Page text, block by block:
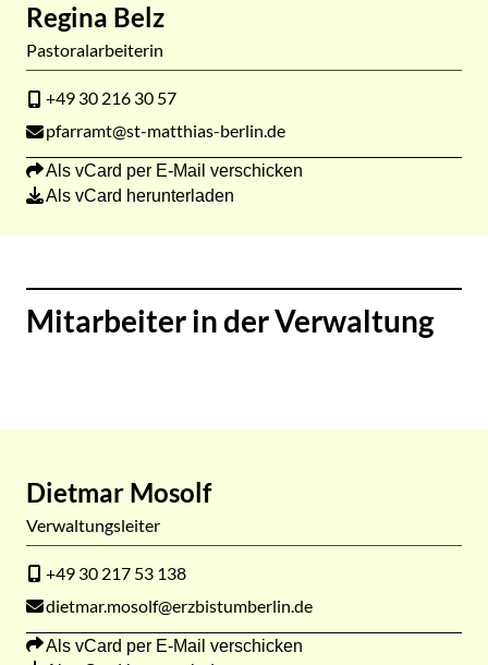
Regina Belz
Pastoralarbeiterin
+49 30 216 30 57
pfarramt@st-matthias-berlin.de
Als vCard per E-Mail verschicken
Als vCard herunterladen
Mitarbeiter in der Verwaltung
Dietmar Mosolf
Verwaltungsleiter
+49 30 217 53 138
dietmar.mosolf@erzbistumberlin.de
Als vCard per E-Mail verschicken